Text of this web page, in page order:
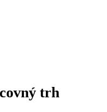
trh